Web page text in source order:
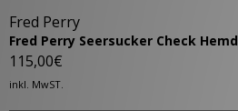
Fred Perry
Fred Perry Seersucker Check Hemd
115,00€
inkl. MwST.